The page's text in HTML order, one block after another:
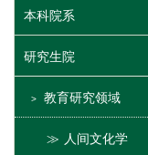
本科院系
研究生院
教育研究领域
人间文化学